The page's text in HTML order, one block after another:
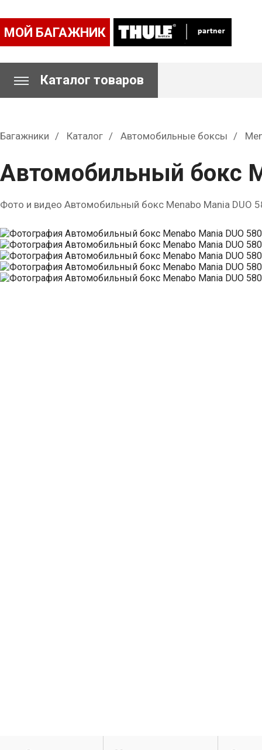
МОЙ БАГАЖНИК
Каталог товаров
Багажники Каталог Автомобильные боксы
Автомобильный бокс
Фото и видео Автомобильный бокс Menabo Mania DUO